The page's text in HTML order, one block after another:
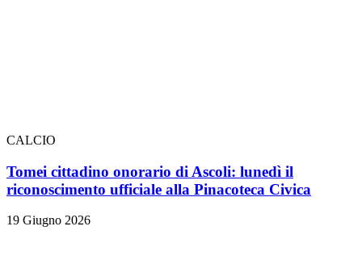
CALCIO
Tomei cittadino onorario di Ascoli: lunedì il
riconoscimento ufficiale alla Pinacoteca Civica
19 Giugno 2026